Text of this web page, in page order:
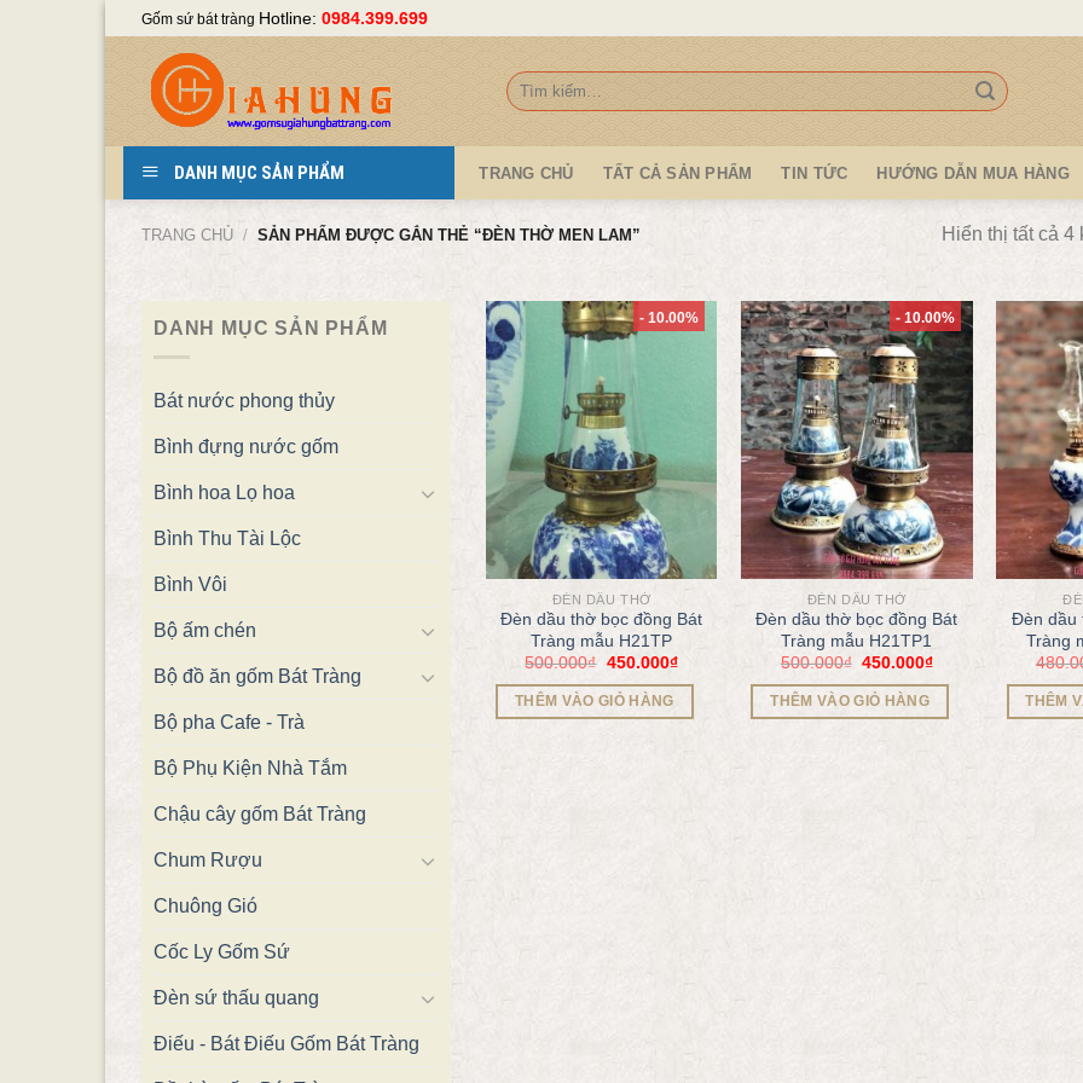
Skip
content
Gốm sứ bát tràng Hotline: 0984.399.699
Tìm
kiếm:
DANH MỤC SẢN PHẨM TRANG CHỦ TẤT CẢ SẢN PHẨM TIN TỨC HƯỚNG DẪN MUA HÀNG
TRANG CHỦ / SẢN PHẨM ĐƯỢC GẮN THẺ “ĐÈN THỜ MEN LAM” Hiển thị tất cả 4
DANH MỤC SẢN PHẨM
Bát nước phong thủy
Bình đựng nước gốm
Bình hoa Lọ hoa
Bình Thu Tài Lộc
Bình Vôi
Bộ ấm chén
Bộ đồ ăn gốm Bát Tràng
Bộ pha Cafe - Trà
Bộ Phụ Kiện Nhà Tắm
Chậu cây gốm Bát Tràng
Chum Rượu
Chuông Gió
Cốc Ly Gốm Sứ
Đèn sứ thấu quang
Điếu - Bát Điếu Gốm Bát Tràng
- 10.00%
ĐÈN DẦU THỜ
Đèn dầu thờ bọc đồng Bát
Tràng mẫu H21TP
500.000₫ 450.000₫
THÊM VÀO GIỎ HÀNG
- 10.00%
ĐÈN DẦU THỜ
Đèn dầu thờ bọc đồng Bát
Tràng mẫu H21TP1
500.000₫ 450.000₫
THÊM VÀO GIỎ HÀNG
Đèn dầu
Tràng
THÊM